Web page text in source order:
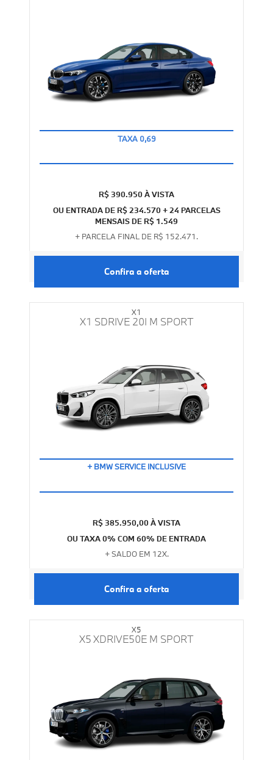
EM 24 PARCELAS
R$ 390.950 À VISTA
OU ENTRADA DE R$ 234.570 + 24 PARCELAS
MENSAIS DE R$ 1.549
+ PARCELA FINAL DE R$ 152.471.
Confira a oferta
X1
X1 SDRIVE 20I M SPORT
TAXA 0%
R$ 385.950,00 À VISTA
OU TAXA 0% COM 60% DE ENTRADA
+ SALDO EM 12X.
Confira a oferta
X5
X5 XDRIVE50E M SPORT